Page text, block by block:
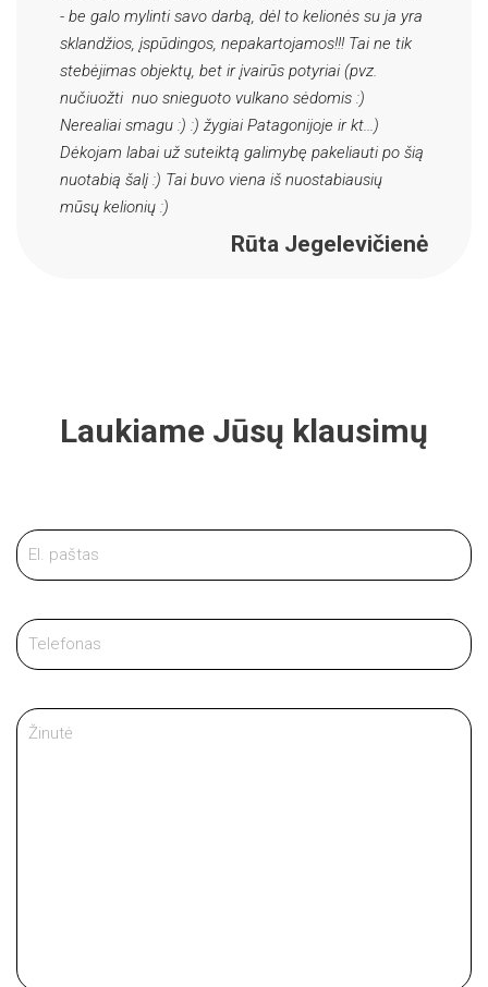
- be galo mylinti savo darbą, dėl to kelionės su ja yra
sklandžios, įspūdingos, nepakartojamos!!! Tai ne tik
stebėjimas objektų, bet ir įvairūs potyriai (pvz.
nučiuožti nuo snieguoto vulkano sėdomis :)
Nerealiai smagu :) :) žygiai Patagonijoje ir kt...)
Dėkojam labai už suteiktą galimybę pakeliauti po šią
nuotabią šalį :) Tai buvo viena iš nuostabiausių
mūsų kelionių :)
Rūta Jegelevičienė
Laukiame Jūsų klausimų